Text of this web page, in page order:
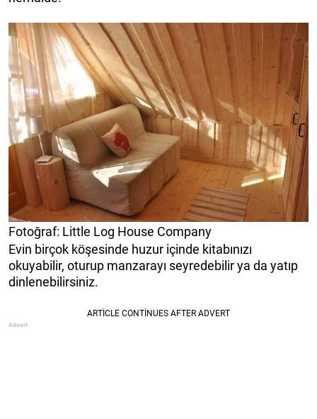
Fotoğraf: Little Log House Company
Evin birçok köşesinde huzur içinde kitabınızı
okuyabilir, oturup manzarayı seyredebilir ya da yatıp
dinlenebilirsiniz.